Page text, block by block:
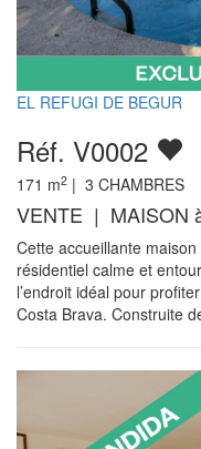
EL REFUGI DE BEGUR
Réf. V0002
171 m2 | 3 CHAMBRES
VENTE | MAISON
Cette accueillante
résidentiel calme et
l’endroit idéal pour
Costa Brava. Construite